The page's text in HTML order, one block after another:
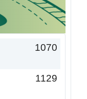
1070
1129